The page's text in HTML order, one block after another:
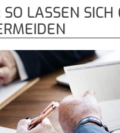
LASSEN SICH